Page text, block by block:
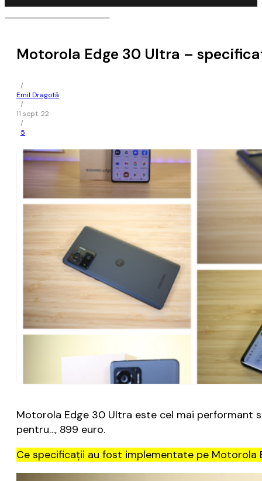
Motorola Edge 30 Ultra –
/
Emil Dragotă
/
11 sept. 22
/
5
Motorola Edge 30 Ultra este cel mai performant
pentru…, 899 euro.
Ce specificații au fost implementate pe Motorola